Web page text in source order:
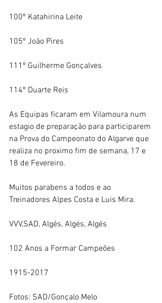
100º Katahirina Leite
105º João Pires
111º Guilherme Gonçalves
114º Duarte Reis
As Equipas ficaram em Vilamoura num
estagio de preparação para participarem
na Prova do Campeonato do Algarve que
realiza no proximo fim de semana, 17 e
18 de Fevereiro.
Muitos parabens a todos e ao
Treinadores Alpes Costa e Luis Mira.
VVV,SAD, Algés, Algés, Algés
102 Anos a Formar Campeões
1915-2017
Fotos: SAD/Gonçalo Melo